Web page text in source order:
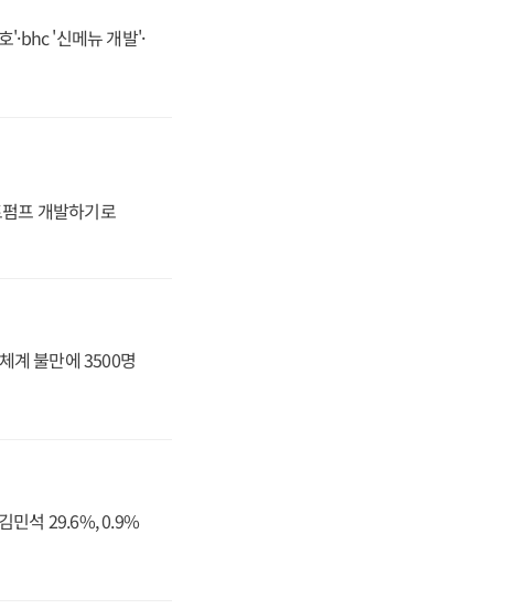
'·bhc '신메뉴 개발'·
프 개발하기로
계 불만에 3500명
민석 29.6%, 0.9%